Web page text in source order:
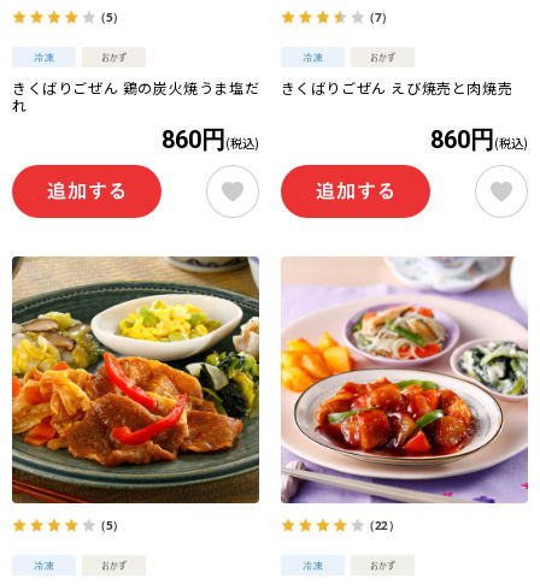
（5）
きくばりごぜん 鶏の炭火焼うま塩だ
れ
860円 (税込)
（7）
きくばりごぜん えび焼売と肉焼売
860円 (税込)
（5） （22）